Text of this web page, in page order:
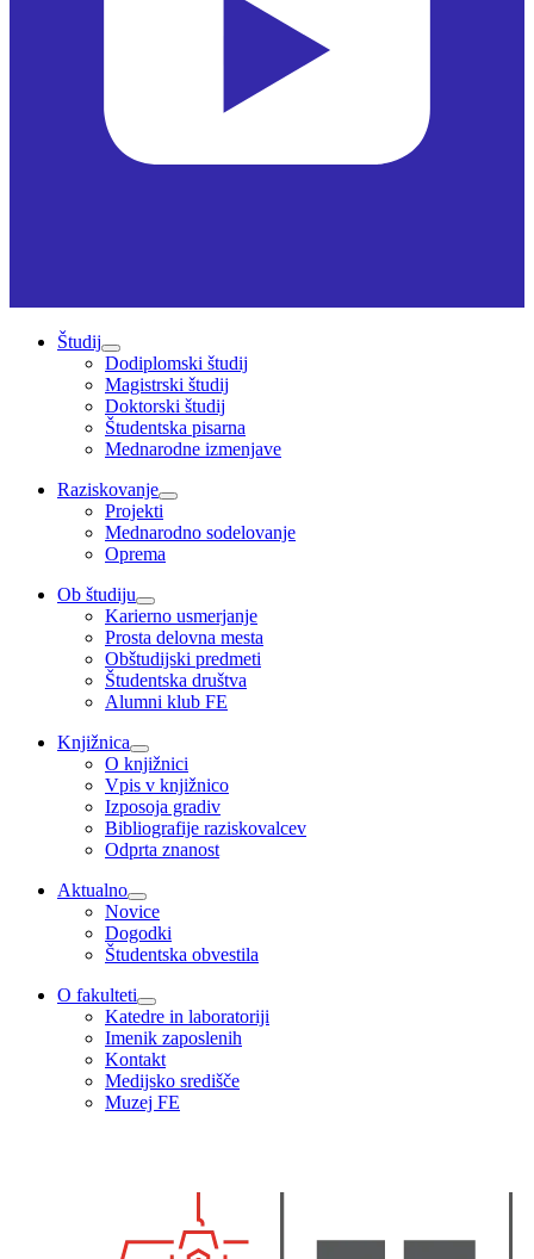
Študij
Dodiplomski študij
Magistrski študij
Doktorski študij
Študentska pisarna
Mednarodne izmenjave
Raziskovanje
Projekti
Mednarodno sodelovanje
Oprema
Ob študiju
Karierno usmerjanje
Prosta delovna mesta
Obštudijski predmeti
Študentska društva
Alumni klub FE
Knjižnica
O knjižnici
Vpis v knjižnico
Izposoja gradiv
Bibliografije raziskovalcev
Odprta znanost
Aktualno
Novice
Dogodki
Študentska obvestila
O fakulteti
Katedre in laboratoriji
Imenik zaposlenih
Kontakt
Medijsko središče
Muzej FE